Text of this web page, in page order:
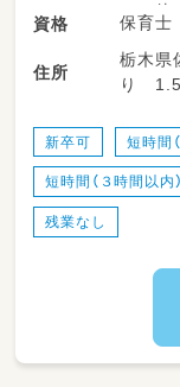
その他
願いし
▼ 主
手作
子ども
ただき
・散歩
・保育
・行事
資格 保育士
住所
栃木県佐野
り
新卒可 短時間
短時間（３時間以内）
残業なし